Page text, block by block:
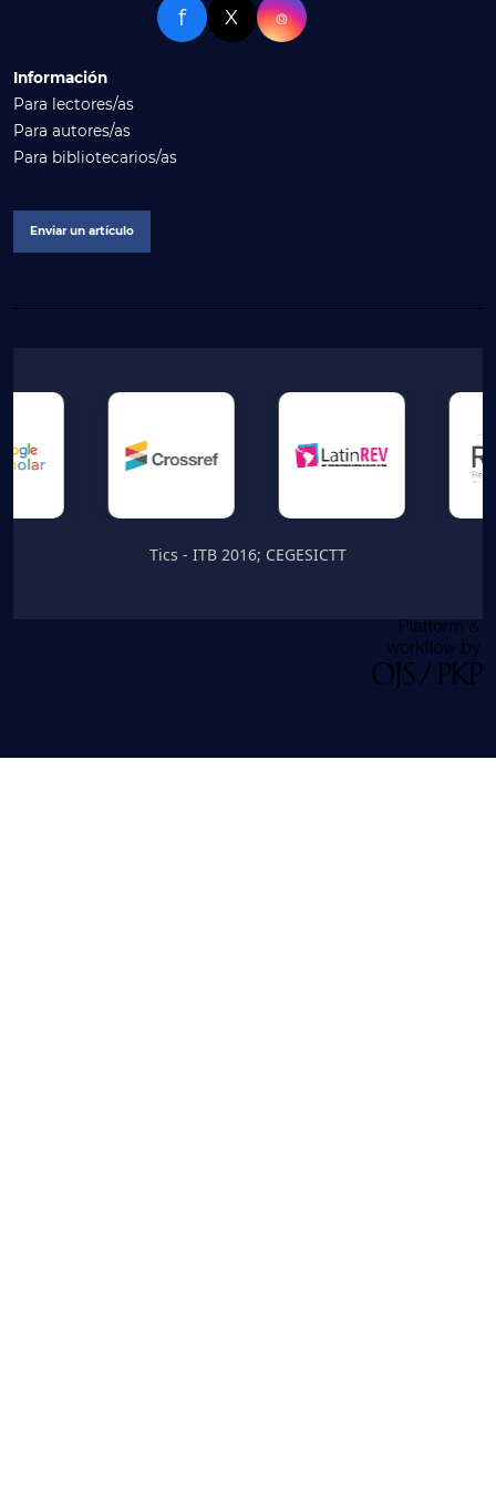
f X ⌾
Información
Para lectores/as
Para autores/as
Para bibliotecarios/as
Enviar un artículo
Tics - ITB 2016; CEGESICTT